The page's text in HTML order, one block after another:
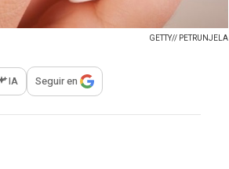
GETTY// PETRUNJELA
para compartir
IA Seguir en